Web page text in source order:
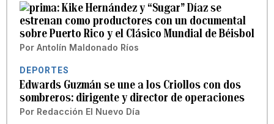
Kike Hernández y “Sugar” Díaz se
estrenan como productores con un documental
sobre Puerto Rico y el Clásico Mundial de Béisbol
Por Antolín Maldonado Ríos
DEPORTES
Edwards Guzmán se une a los Criollos con dos
sombreros: dirigente y director de operaciones
Por Redacción El Nuevo Día